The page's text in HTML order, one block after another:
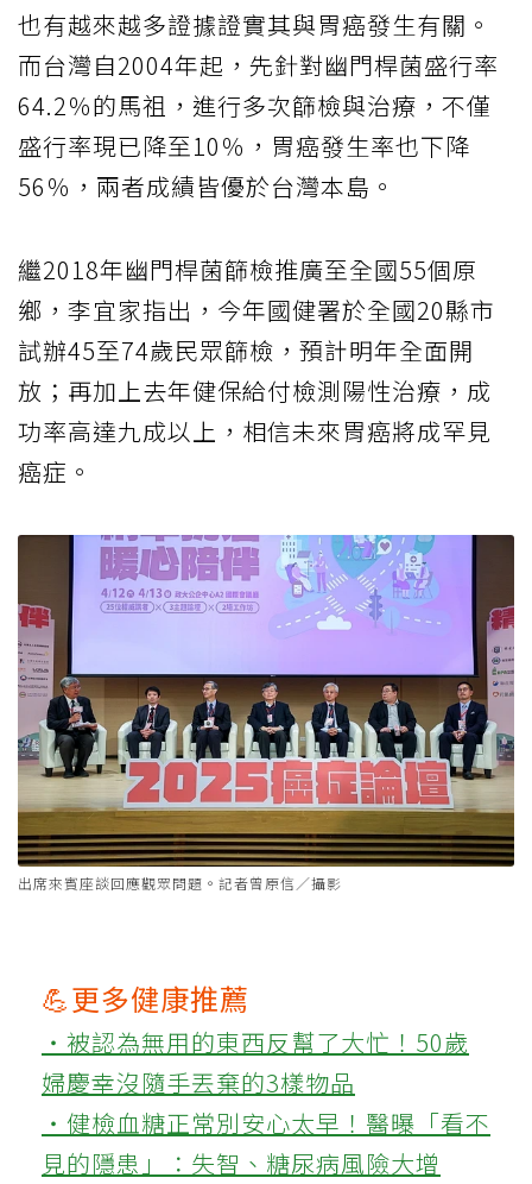
也有越來越多證據證實其與胃癌發生有關。
而台灣自2004年起，先針對幽門桿菌盛行率
64.2％的馬祖，進行多次篩檢與治療，不僅
盛行率現已降至10％，胃癌發生率也下降
56％，兩者成績皆優於台灣本島。
繼2018年幽門桿菌篩檢推廣至全國55個原
鄉，李宜家指出，今年國健署於全國20縣市
試辦45至74歲民眾篩檢，預計明年全面開
放；再加上去年健保給付檢測陽性治療，成
功率高達九成以上，相信未來胃癌將成罕見
癌症。
出席來賓座談回應觀眾問題。記者曾原信／攝影
💪更多健康推薦
‧被認為無用的東西反幫了大忙！50歲
婦慶幸沒隨手丟棄的3樣物品
‧健檢血糖正常別安心太早！醫曝「看不
見的隱患」：失智、糖尿病風險大增